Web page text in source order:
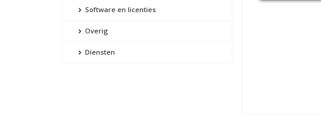
Software en licenties
Overig
Diensten